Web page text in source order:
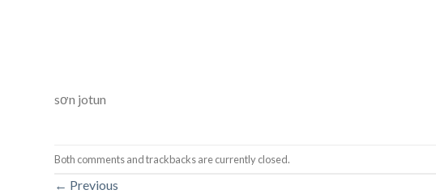
sơn jotun
Both comments and trackbacks are currently closed.
← Previous